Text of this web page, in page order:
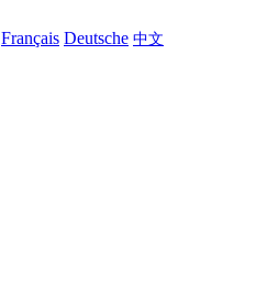
Français Deutsche 中文